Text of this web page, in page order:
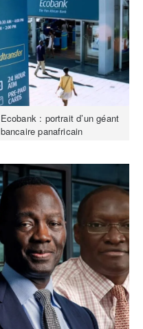
Ecobank : portrait d’un géant
bancaire panafricain